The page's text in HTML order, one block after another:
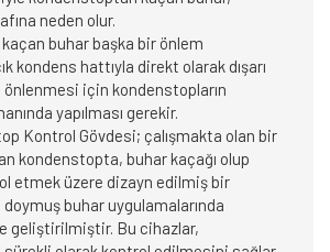
neden olur.
buhar başka bir önlem
kondens hattıyla direkt olarak dışarı
önlenmesi için kondenstopların
yapılması gerekir.
Kontrol Gövdesi; çalışmakta olan bir
kondenstopta, buhar kaçağı olup
etmek üzere dizayn edilmiş bir
buhar uygulamalarında
geliştirilmiştir. Bu cihazlar,